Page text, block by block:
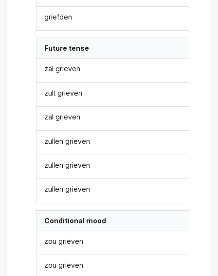
griefden
Future tense
zal grieven
zult grieven
zal grieven
zullen grieven
zullen grieven
zullen grieven
Conditional mood
zou grieven
zou grieven